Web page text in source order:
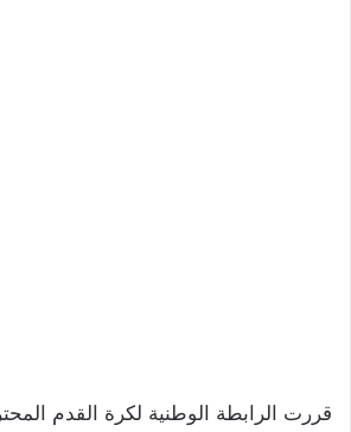
قررت الرابطة الوطنية لكرة القدم